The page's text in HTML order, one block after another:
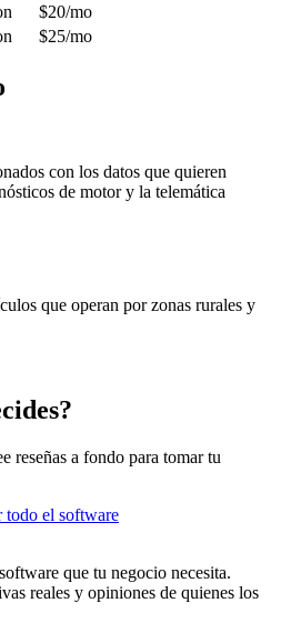
$20/mo
$25/mo
con los datos que quieren
de motor y la telemática
que operan por zonas rurales y
reseñas a fondo para tomar tu
todo el software
que tu negocio necesita.
reales y opiniones de quienes los